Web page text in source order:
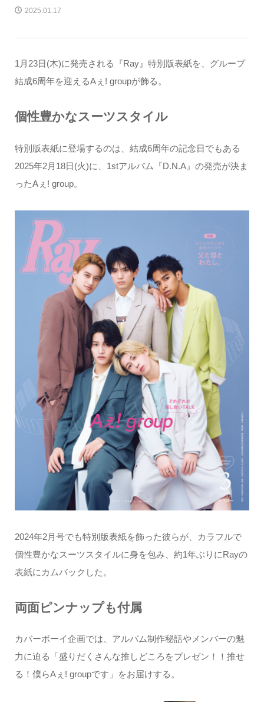
2025.01.17
1月23日(木)に発売される『Ray』特別版表紙を、グループ
結成6周年を迎えるAぇ! groupが飾る。
個性豊かなスーツスタイル
特別版表紙に登場するのは、結成6周年の記念日でもある
2025年2月18日(火)に、1stアルバム『D.N.A』の発売が決ま
ったAぇ! group。
2024年2月号でも特別版表紙を飾った彼らが、カラフルで
個性豊かなスーツスタイルに身を包み、約1年ぶりにRayの
表紙にカムバックした。
両面ピンナップも付属
カバーボーイ企画では、アルバム制作秘話やメンバーの魅
力に迫る「盛りだくさんな推しどころをプレゼン！！推せ
る！僕らAぇ! groupです」をお届けする。